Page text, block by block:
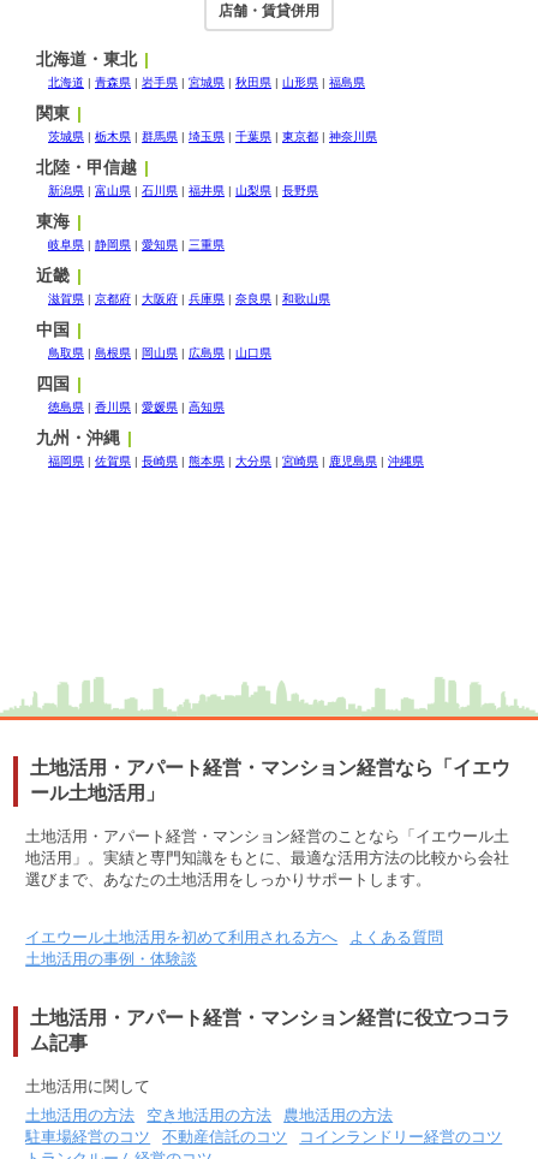
店舗・賃貸併用
北海道・東北
北海道 青森県 岩手県 宮城県 秋田県 山形県 福島県
関東
茨城県 栃木県 群馬県 埼玉県 千葉県 東京都 神奈川県
北陸・甲信越
新潟県 富山県 石川県 福井県 山梨県 長野県
東海
岐阜県 静岡県 愛知県 三重県
近畿
滋賀県 京都府 大阪府 兵庫県 奈良県 和歌山県
中国
鳥取県 島根県 岡山県 広島県 山口県
四国
徳島県 香川県 愛媛県 高知県
九州・沖縄
福岡県 佐賀県 長崎県 熊本県 大分県 宮崎県 鹿児島県 沖縄県
土地活用・アパート経営・マンション経営なら「イエウ
ール土地活用」
土地活用・アパート経営・マンション経営のことなら「イエウール土
地活用」。実績と専門知識をもとに、最適な活用方法の比較から会社
選びまで、あなたの土地活用をしっかりサポートします。
イエウール土地活用を初めて利用される方へ
よくある質問
土地活用の事例・体験談
土地活用・アパート経営・マンション経営に役立つコラ
ム記事
土地活用に関して
土地活用の方法
空き地活用の方法
農地活用の方法
駐車場経営のコツ
不動産信託のコツ
コインランドリー経営のコツ